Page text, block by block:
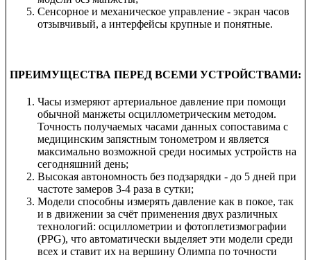
Сенсорное и механическое управление - экран часов
отзывчивый, а интерфейсы крупные и понятные.
ПРЕИМУЩЕСТВА ПЕРЕД ВСЕМИ УСТРОЙСТВАМИ:
Часы измеряют артериальное давление при помощи
обычной манжеты осциллометрическим методом.
Точность получаемых часами данных сопоставима с
медицинским запястным тонометром и является
максимально возможной среди носимых устройств на
сегодняшний день;
Высокая автономность без подзарядки - до 5 дней при
частоте замеров 3-4 раза в сутки;
Модели способны измерять давление как в покое, так
и в движении за счёт применения двух различных
технологий: осциллометрии и фотоплетизмографии
(PPG), что автоматически выделяет эти модели среди
всех и ставит их на вершину Олимпа по точности